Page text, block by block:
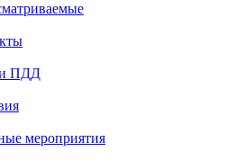
ПДД
мероприятия